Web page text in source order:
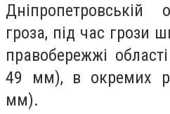
Дніпропетровській
гроза, під час грози
правобережжі
49 мм), в окремих
мм).